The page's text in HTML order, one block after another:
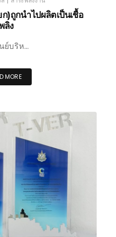
)ถูกนำไปผลิตเป็นเชื้อ
ลิง
ย์บริห…
MORE